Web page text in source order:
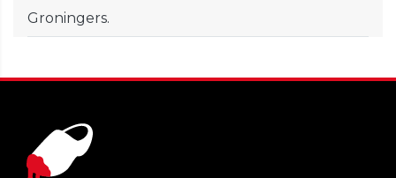
Groningers.